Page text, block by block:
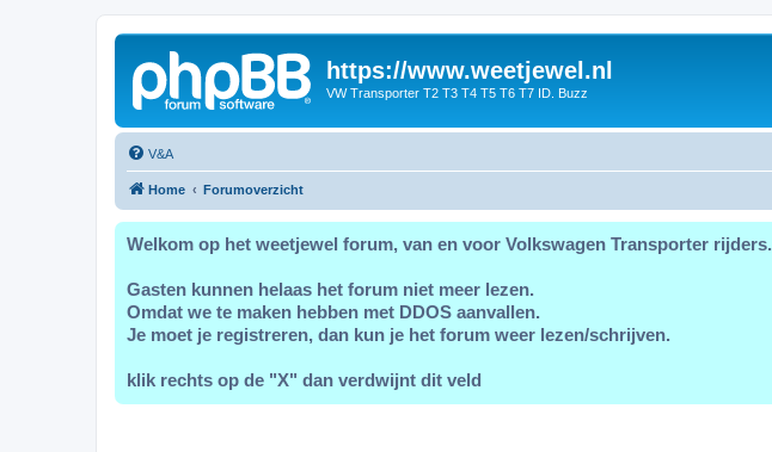
https://www.weetjewel.nl
VW Transporter T2 T3 T4 T5 T6 T7 ID. Buzz
V&A
Home Forumoverzicht
Welkom op het weetjewel forum, van en voor Volkswagen Transporter rijders.
Gasten kunnen helaas het forum niet meer lezen.
Omdat we te maken hebben met DDOS aanvallen.
Je moet je registreren, dan kun je het forum weer lezen/schrijven.
klik rechts op de "X" dan verdwijnt dit veld